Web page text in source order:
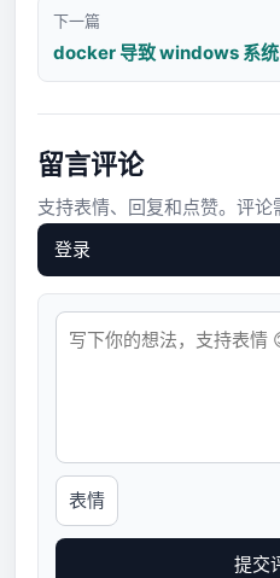
下一篇
docker 导致 windows 系统
留言评论
支持表情、回复和点赞。评论
登录
表情
提交